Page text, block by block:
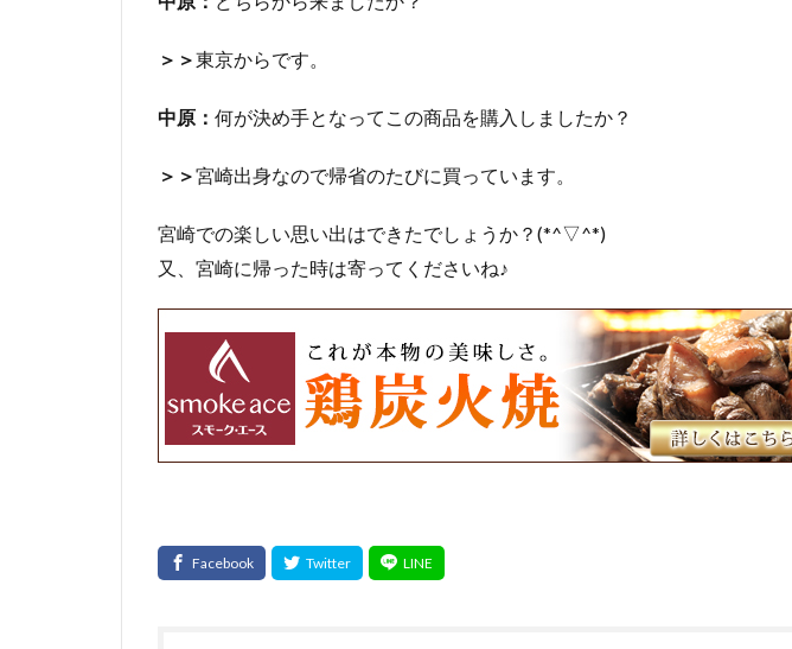
＞＞東京からです。
中原： 何が決め手となってこの商品を購入しましたか？
＞＞宮崎出身なので帰省のたびに買っています。
宮崎での楽しい思い出はできたでしょうか？(*^▽^*)
又、宮崎に帰った時は寄ってくださいね♪